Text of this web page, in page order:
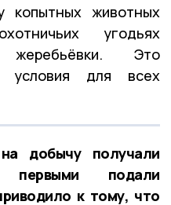
копытных животных
угодьях
Это
условия для всех
добычу получали
первыми подали
к тому, что